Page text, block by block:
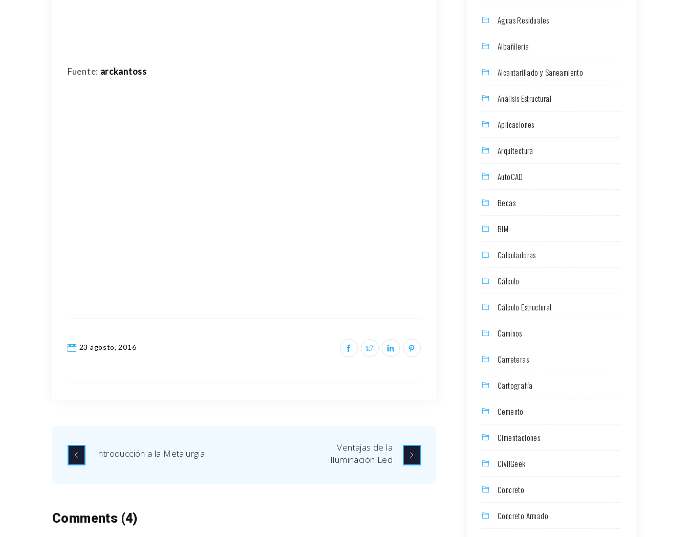
Fuente: arckantoss
23 agosto, 2016
Introducción a la Metalurgia
Ventajas de la
Iluminación Led
Comments (4)
Aguas Residuales
Albañilería
Alcantarillado y Saneamiento
Análisis Estructural
Aplicaciones
Arquitectura
AutoCAD
Becas
BIM
Calculadoras
Cálculo
Cálculo Estructural
Caminos
Carreteras
Cartografía
Cemento
Cimentaciones
CivilGeek
Concreto
Concreto Armado